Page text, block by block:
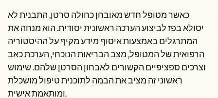
כאשר מטופל חדש מאובחן כחולה סרטן, התבנית לא
יסולא בפז לביצוע הערכה ראשונית יסודית. הוא מנחה את
המתרגלים באמצעות איסוף מידע מקיף על ההיסטוריה
הרפואית של המטופל, מצב הבריאות הנוכחי, הערכת כאב
וצרכים ספציפיים הקשורים לאבחון הסרטן שלהם. שימוש
ראשוני זה מציב את הבמה לתוכנית טיפול מושכלת
ומותאמת אישית.